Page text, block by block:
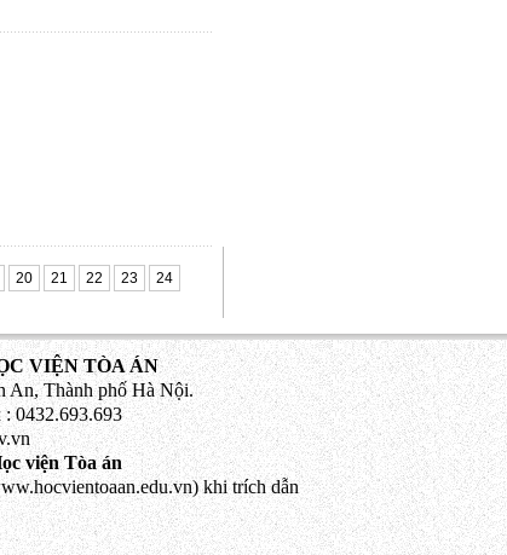
20 21 22 23
24
VIỆN TÒA ÁN
Thành phố Hà Nội.
0432.693.693
viện Tòa án
khi trích dẫn